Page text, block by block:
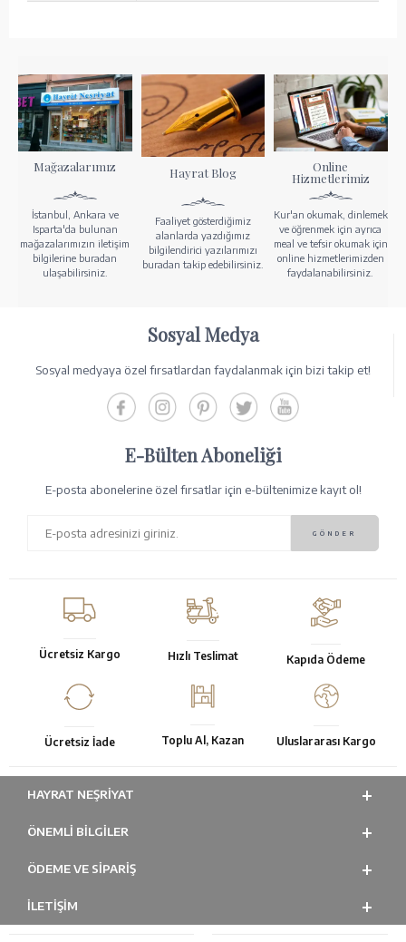
Mağazalarımız
İstanbul, Ankara ve
Isparta'da bulunan
mağazalarımızın iletişim
bilgilerine buradan
ulaşabilirsiniz.
Hayrat Blog
Faaliyet gösterdiğimiz
alanlarda yazdığımız
bilgilendirici yazılarımızı
buradan takip edebilirsiniz.
Online
Hizmetlerimiz
Kur'an okumak, dinlemek
ve öğrenmek için ayrıca
meal ve tefsir okumak için
online hizmetlerimizden
faydalanabilirsiniz.
Sosyal Medya
Sosyal medyaya özel fırsatlardan faydalanmak için bizi takip et!
E-Bülten Aboneliği
E-posta abonelerine özel fırsatlar için e-bültenimize kayıt ol!
Ücretsiz Kargo Hızlı Teslimat Kapıda Ödeme
Ücretsiz İade Toplu Al, Kazan Uluslararası Kargo
HAYRAT NEŞRIYAT
ÖNEMLI BILGILER
ÖDEME VE SİPARİŞ
İLETİŞİM